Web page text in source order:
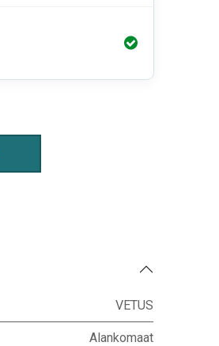
VETUS
Alankomaat